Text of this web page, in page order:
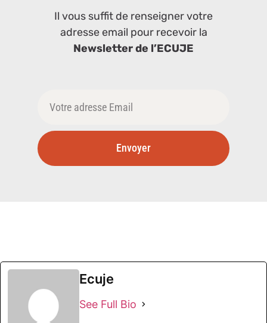
Il vous suffit de renseigner votre
adresse email pour recevoir la
Newsletter de l’ECUJE
Envoyer
Ecuje
See Full Bio